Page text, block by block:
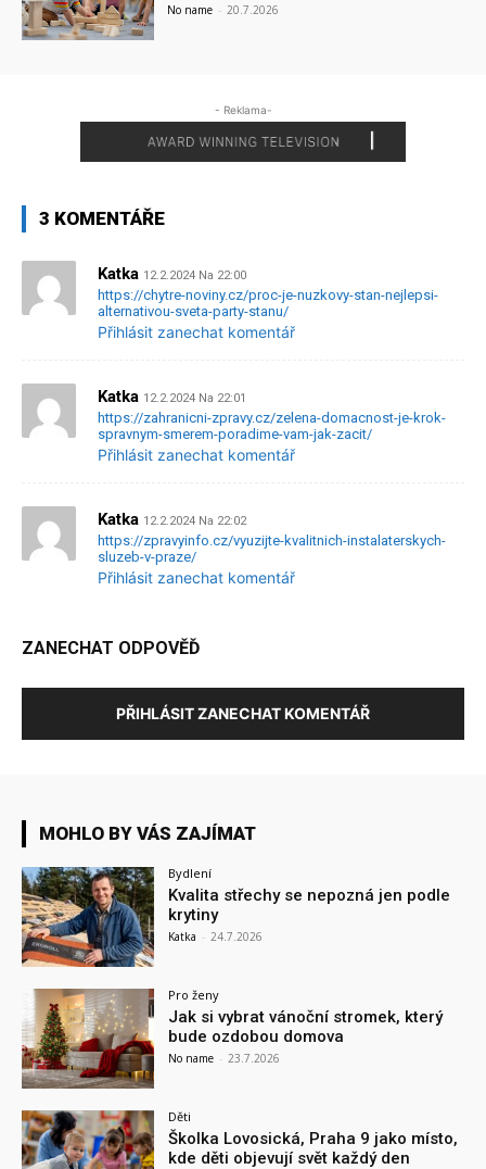
No name - 20.7.2026
- Reklama-
3 KOMENTÁŘE
Katka 12.2.2024 Na 22:00
https://chytre-noviny.cz/proc-je-nuzkovy-stan-nejlepsi-
alternativou-sveta-party-stanu/
Přihlásit zanechat komentář
Katka 12.2.2024 Na 22:01
https://zahranicni-zpravy.cz/zelena-domacnost-je-krok-
spravnym-smerem-poradime-vam-jak-zacit/
Přihlásit zanechat komentář
Katka 12.2.2024 Na 22:02
https://zpravyinfo.cz/vyuzijte-kvalitnich-instalaterskych-
sluzeb-v-praze/
Přihlásit zanechat komentář
ZANECHAT ODPOVĚĎ
PŘIHLÁSIT ZANECHAT KOMENTÁŘ
MOHLO BY VÁS ZAJÍMAT
Bydlení
Kvalita střechy se nepozná jen podle
krytiny
Katka - 24.7.2026
Pro ženy
Jak si vybrat vánoční stromek, který
bude ozdobou domova
No name - 23.7.2026
Děti
Školka Lovosická, Praha 9 jako místo,
kde děti objevují svět každý den